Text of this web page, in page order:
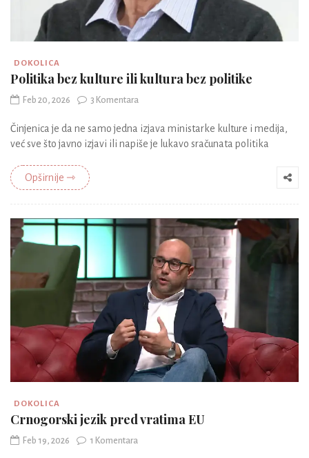
DOKOLICA
Politika bez kulture ili kultura bez politike
Feb 20, 2026 3 Komentara
Činjenica je da ne samo jedna izjava ministarke kulture i medija,
već sve što javno izjavi ili napiše je lukavo sračunata politika
Opširnije ⇾
DOKOLICA
Crnogorski jezik pred vratima EU
Feb 19, 2026 1 Komentara